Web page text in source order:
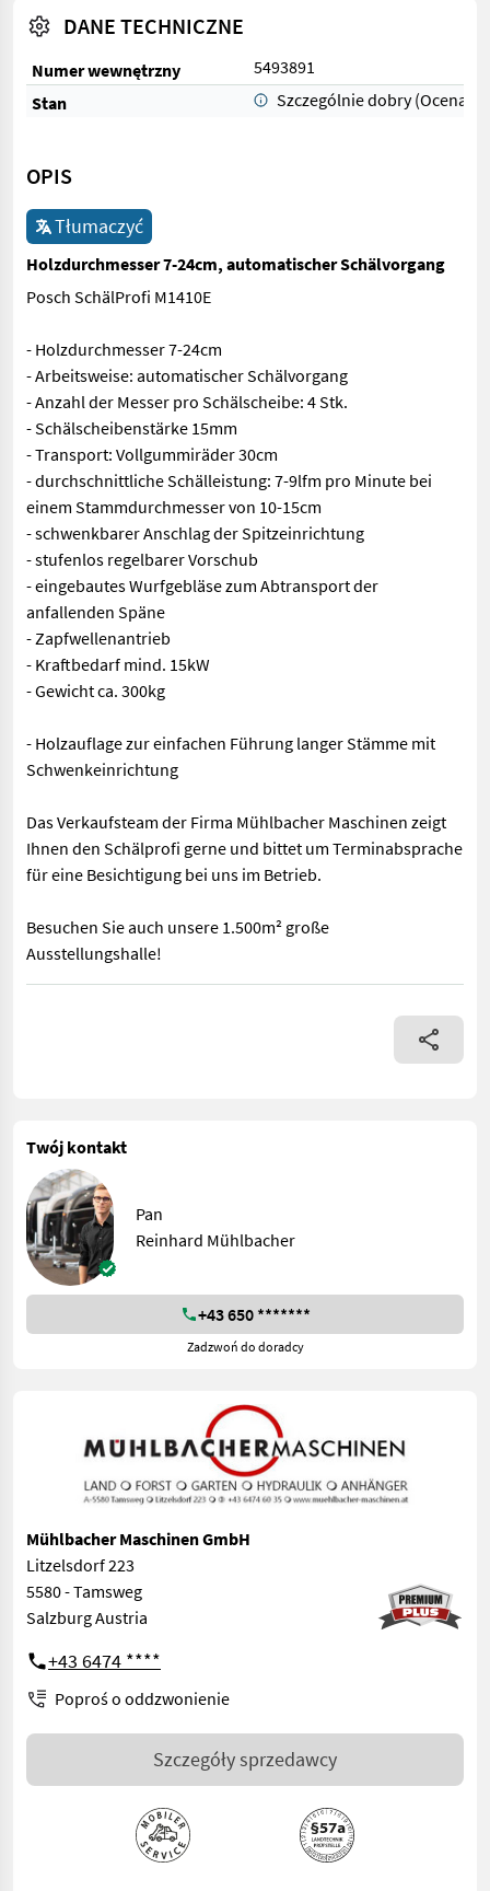
DANE TECHNICZNE
Numer wewnętrzny
5493891
Stan
Szczególnie dobry (Ocena 1)
OPIS
Tłumaczyć
Holzdurchmesser 7-24cm, automatischer Schälvorgang
Posch SchälProfi M1410E
- Holzdurchmesser 7-24cm
- Arbeitsweise: automatischer Schälvorgang
- Anzahl der Messer pro Schälscheibe: 4 Stk.
- Schälscheibenstärke 15mm
- Transport: Vollgummiräder 30cm
- durchschnittliche Schälleistung: 7-9lfm pro Minute bei
einem Stammdurchmesser von 10-15cm
- schwenkbarer Anschlag der Spitzeinrichtung
- stufenlos regelbarer Vorschub
- eingebautes Wurfgebläse zum Abtransport der
anfallenden Späne
- Zapfwellenantrieb
- Kraftbedarf mind. 15kW
- Gewicht ca. 300kg
- Holzauflage zur einfachen Führung langer Stämme mit
Schwenkeinrichtung
Das Verkaufsteam der Firma Mühlbacher Maschinen zeigt
Ihnen den Schälprofi gerne und bittet um Terminabsprache
für eine Besichtigung bei uns im Betrieb.
Besuchen Sie auch unsere 1.500m² große
Ausstellungshalle!
Posch SchälProfi M1410E - Holzdurchmesser 7-24cm -
Twój kontakt
Pan
Reinhard Mühlbacher
+43 650 *******
Zadzwoń do doradcy
Mühlbacher Maschinen GmbH
Litzelsdorf 223
5580 - Tamsweg
Salzburg Austria
+43 6474 ****
Poproś o oddzwonienie
Szczegóły sprzedawcy